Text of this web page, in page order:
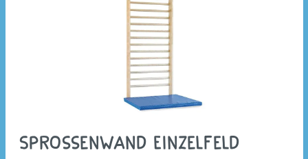
Sprossenwand Einzelfeld